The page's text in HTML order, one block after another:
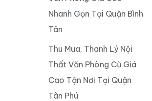
Nhanh Gọn Tại Quận Bình
Tân
Thu Mua, Thanh Lý Nội
Thất Văn Phòng Cũ Giá
Cao Tận Nơi Tại Quận
Tân Phú